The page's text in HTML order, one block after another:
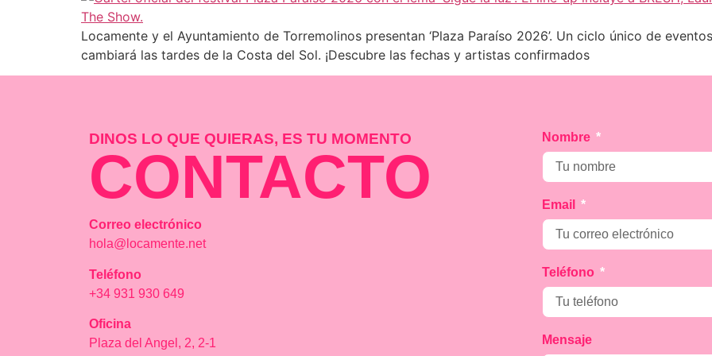
Locamente y el Ayuntamiento de Torremolinos presentan ‘Plaza Paraíso 2026’. Un ciclo único de
cambiará las tardes de la Costa del Sol. ¡Descubre las fechas y artistas confirmados
DINOS LO QUE QUIERAS, ES TU MOMENTO
CONTACTO
Correo electrónico
hola@locamente.net
Teléfono
+34 931 930 649
Oficina
Plaza del Angel, 2, 2-1
Nombre
Email
Teléfono
Mensaje